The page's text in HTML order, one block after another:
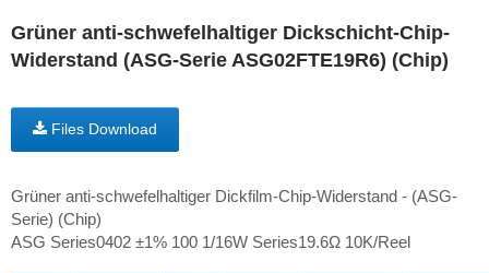
Grüner anti-schwefelhaltiger Dickschicht-Chip-
Widerstand (ASG-Serie ASG02FTE19R6) (Chip)
Files Download
Grüner anti-schwefelhaltiger Dickfilm-Chip-Widerstand - (ASG-
Serie) (Chip)
ASG Series0402 ±1% 100 1/16W Series19.6Ω 10K/Reel